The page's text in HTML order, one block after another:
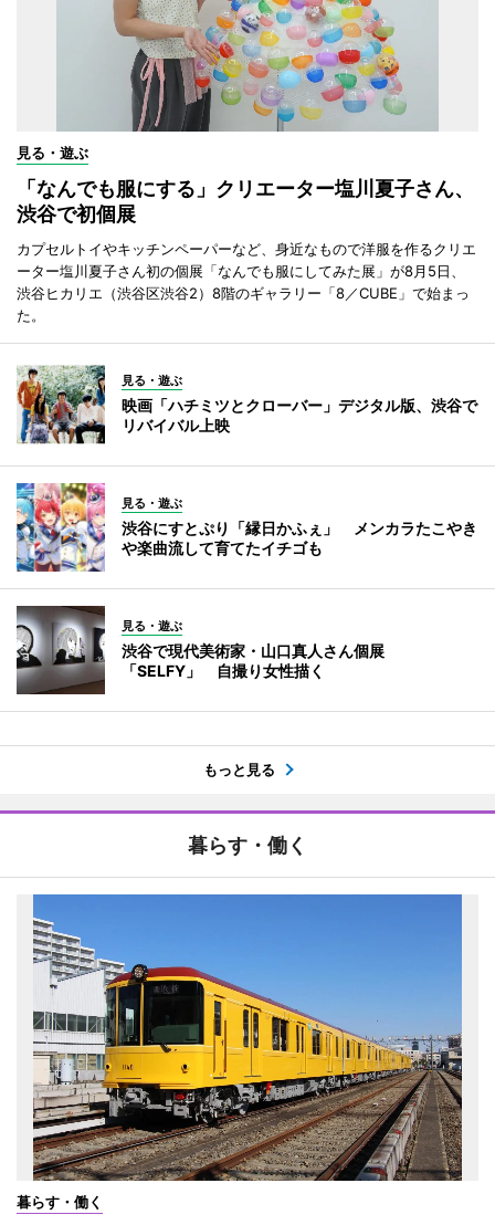
見る・遊ぶ
「なんでも服にする」クリエーター塩川夏子さん、
渋谷で初個展
カプセルトイやキッチンペーパーなど、身近なもので洋服を作るクリエ
ーター塩川夏子さん初の個展「なんでも服にしてみた展」が8月5日、
渋谷ヒカリエ（渋谷区渋谷2）8階のギャラリー「8／CUBE」で始まっ
た。
見る・遊ぶ
映画「ハチミツとクローバー」デジタル版、渋谷で
リバイバル上映
見る・遊ぶ
渋谷にすとぷり「縁日かふぇ」 メンカラたこやき
や楽曲流して育てたイチゴも
見る・遊ぶ
渋谷で現代美術家・山口真人さん個展
「SELFY」 自撮り女性描く
もっと見る
暮らす・働く
暮らす・働く